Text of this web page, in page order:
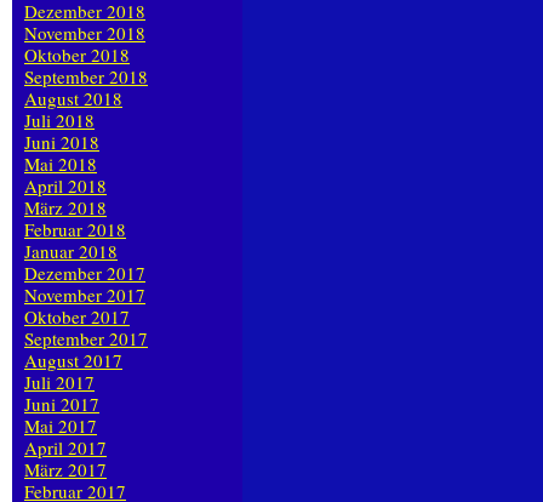
Dezember 2018
November 2018
Oktober 2018
September 2018
August 2018
Juli 2018
Juni 2018
Mai 2018
April 2018
März 2018
Februar 2018
Januar 2018
Dezember 2017
November 2017
Oktober 2017
September 2017
August 2017
Juli 2017
Juni 2017
Mai 2017
April 2017
März 2017
Februar 2017